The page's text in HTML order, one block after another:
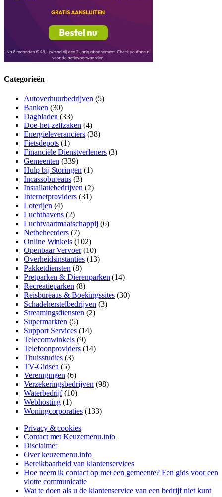
Categorieën
Autoverhuurbedrijven (5)
Banken (30)
Dagbladen (33)
Doe-het-zelfzaken (4)
Energieleveranciers (38)
Fietsdepots (1)
Financiële Dienstverleners (3)
Gemeenten (339)
Hulp bij Storingen (1)
Incassobureaus (3)
Installatiebedrijven (2)
Internetproviders (31)
Loterijen (4)
Luchthavens (2)
Luchtvaartmaatschappij (6)
Netbeheerders (7)
Online Winkels (102)
Openbaar Vervoer(10)
Overheidsinstanties (13)
Pakketdiensten (8)
Pretparken & Dierenparken (14)
Recreatieparken (8)
Reisbureaus & Boekingssites (30)
Schadeherstelbedrijven (3)
Streamingsdiensten (2)
Supermarkten (5)
Support Services (14)
Telecomwinkels (9)
Telefoonproviders (14)
Thuisstudies (3)
TV-Gidsen (5)
Verenigingen (6)
Verzekeringsbedrijven (98)
Waterbedrijf(10)
Webhosting (1)
Woningcorporaties (133)
Privacy & cookies
Contact met Keuzemenu.info
Disclaimer
Over keuzemenu.info
Bereikbaarheid van klantenservices
Hoe neem ik contact op met een gemeente? Een gids voor een
vlotte communicatie
Wat te doen als u de klantenservice van een bedrijf niet kunt